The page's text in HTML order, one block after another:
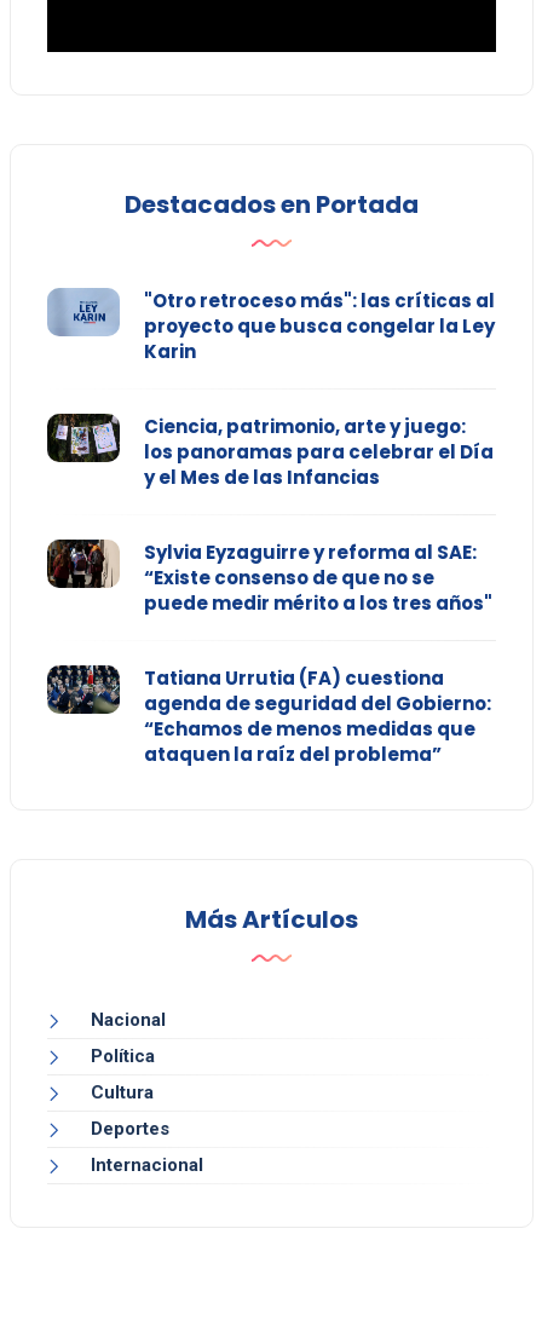
Destacados en Portada
"Otro retroceso más": las críticas al
proyecto que busca congelar la Ley
Karin
Ciencia, patrimonio, arte y juego:
los panoramas para celebrar el Día
y el Mes de las Infancias
Sylvia Eyzaguirre y reforma al SAE:
“Existe consenso de que no se
puede medir mérito a los tres años"
Tatiana Urrutia (FA) cuestiona
agenda de seguridad del Gobierno:
“Echamos de menos medidas que
ataquen la raíz del problema”
Más Artículos
Nacional
Política
Cultura
Deportes
Internacional